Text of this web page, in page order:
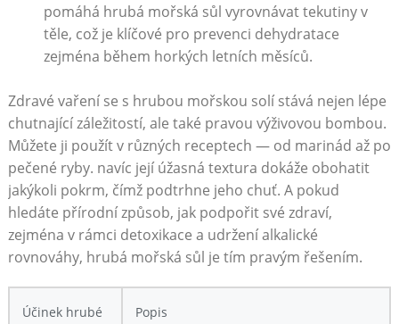
pomáhá hrubá mořská sůl vyrovnávat ‌tekutiny v
těle, což je klíčové ​pro prevenci dehydratace
zejména během horkých letních měsíců.
Zdravé ⁣vaření se s hrubou mořskou solí stává nejen ‍lépe​
chutnající záležitostí, ale také ‍pravou výživovou ‌bombou.
Můžete ji použít v různých receptech ​—⁤ od marinád až po
pečené ryby. navíc její úžasná ‌textura dokáže obohatit
jakýkoli pokrm, čímž podtrhne jeho⁣ chuť. ​A pokud
hledáte přírodní způsob, jak⁣ podpořit své zdraví,
zejména ⁣v rámci detoxikace a udržení alkalické
rovnováhy, hrubá mořská sůl je tím pravým řešením.
Účinek hrubé
Popis